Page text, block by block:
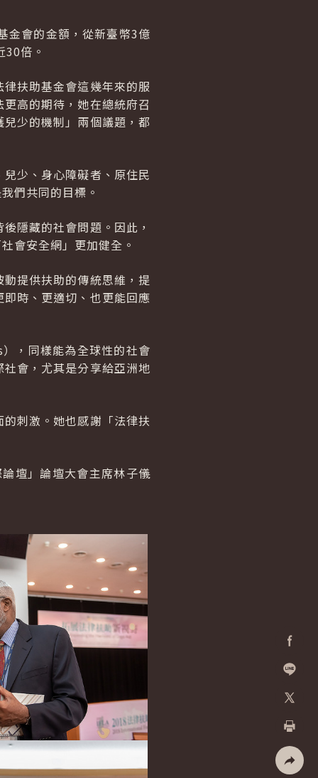
加入好
列印
金會的金額，從新臺幣3億
倍。
扶助基金會這幾年來的服
高的期待，她在總統府召
少的機制」兩個議題，都
少、身心障礙者、原住民
們共同的目標。
隱藏的社會問題。因此，
會安全網」更加健全。
提供扶助的傳統思維，提
時、更適切、也更能回應
，同樣能為全球性的社會
會，尤其是分享給亞洲地
刺激。她也感謝「法律扶
壇」論壇大會主席林子儀